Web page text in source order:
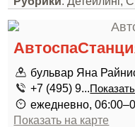
бульвар Яна
+7 (495) 9...
ежедневно,
Показать на карте